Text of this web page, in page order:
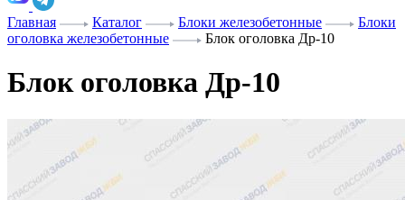
Главная Каталог Блоки железобетонные
Блоки
оголовка железобетонные
Блок оголовка Др-10
Блок оголовка Др-10